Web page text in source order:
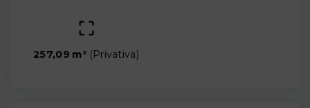
257,09 m² (Privativa)